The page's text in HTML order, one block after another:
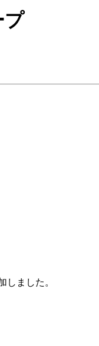
プ
しました。